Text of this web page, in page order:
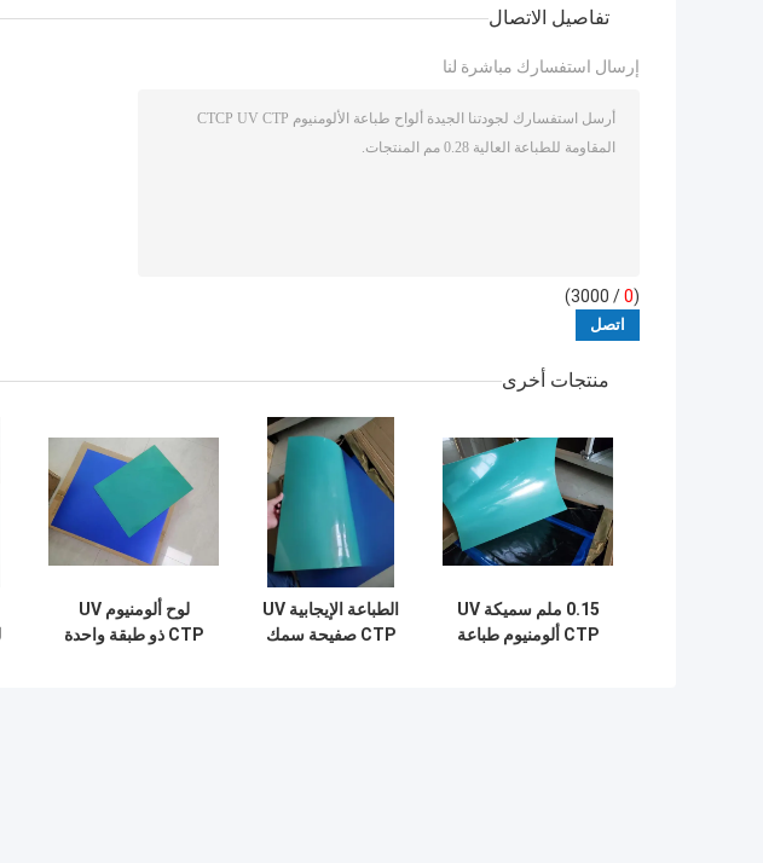
تفاصيل الاتصال
إرسال استفسارك مباشرة لنا
(
0
/ 3000)
منتجات أخرى
0.15 ملم سميكة UV
CTP ألومنيوم طباعة
الطباعة الإيجابية UV
CTP صفيحة سمك
لوح ألومنيوم UV
CTP ذو طبقة واحدة